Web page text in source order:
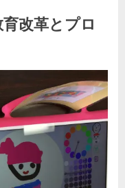
改革とプロ